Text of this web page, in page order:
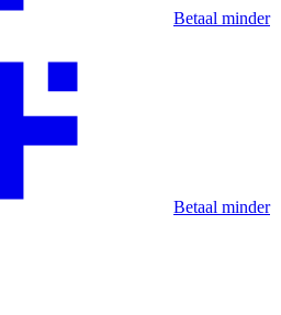
Betaal minder
Betaal minder